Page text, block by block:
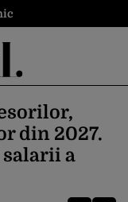
din 2027.
salarii a